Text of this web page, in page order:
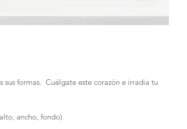
sus formas. Cuélgate este corazón e irradia tu
ancho, fondo)